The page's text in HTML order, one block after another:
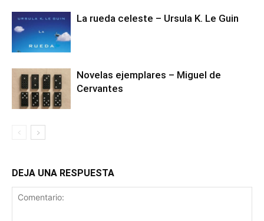
La rueda celeste – Ursula K. Le Guin
Novelas ejemplares – Miguel de
Cervantes
DEJA UNA RESPUESTA